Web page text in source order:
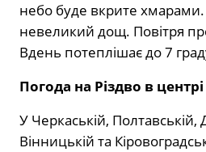
небо буде вкрите хмарами.
невеликий дощ. Повітря
Вдень потеплішає до 7
Погода на Різдво в
У Черкаській, Полтавській,
Вінницькій та